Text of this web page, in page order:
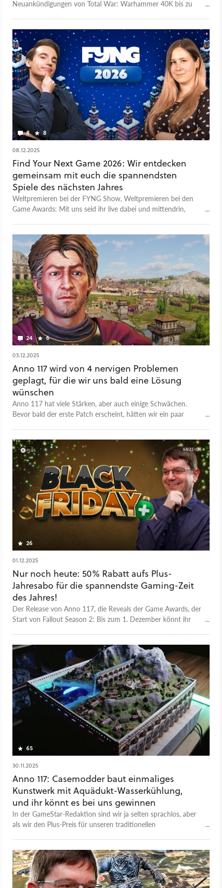
Neuankündigungen von Total War: Warhammer 40K bis zu
Republic). Und Larian arbeitet an einem neuen Divinity! Mit
Heiko von GameStar und Leya von MeinMMO ranken Lea und
Micha die Ankündigungen in unserer großen Tierlist: Was hat
uns überzeugt, was eher nicht? Das ist eine Aufzeichnung
aus unserem Livestreaming-Programm FYNG
2026: https://www.gamestar.de/fyng Dieses Video gibt es
auch zum Hören im GameStar Podcast:
https://www.gamestar.de/podcast Den Podcast findet ihr
überall, wo es Podcasts gibt! Spotify: https://spoti.fi/3YFfLha
Apple Podcasts: https://apple.co/403mlPv RSS-Feed:
https://bit.ly/42bmSRj
8 8
08.12.2025
Find Your Next Game 2026: Wir entdecken
gemeinsam mit euch die spannendsten
Spiele des nächsten Jahres
Weltpremieren bei der FYNG Show, Weltpremieren bei den
Game Awards: Mit uns seid ihr live dabei und mittendrin,
24 6
03.12.2025
Anno 117 wird von 4 nervigen Problemen
geplagt, für die wir uns bald eine Lösung
wünschen
Anno 117 hat viele Stärken, aber auch einige Schwächen.
Bevor bald der erste Patch erscheint, hätten wir ein paar
26
01.12.2025
Nur noch heute: 50% Rabatt aufs Plus-
Jahresabo für die spannendste Gaming-Zeit
des Jahres!
Der Release von Anno 117, die Reveals der Game Awards, der
Start von Fallout Season 2: Bis zum 1. Dezember könnt ihr
65
30.11.2025
Anno 117: Casemodder baut einmaliges
Kunstwerk mit Aquädukt-Wasserkühlung,
und ihr könnt es bei uns gewinnen
In der GameStar-Redaktion sind wir ja selten sprachlos, aber
als wir den Plus-Preis für unseren traditionellen